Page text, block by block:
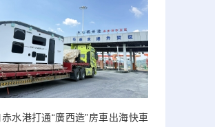
水港打通“廣西造”房車出海快車